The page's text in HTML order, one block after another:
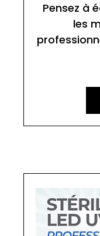
Pensez à
les